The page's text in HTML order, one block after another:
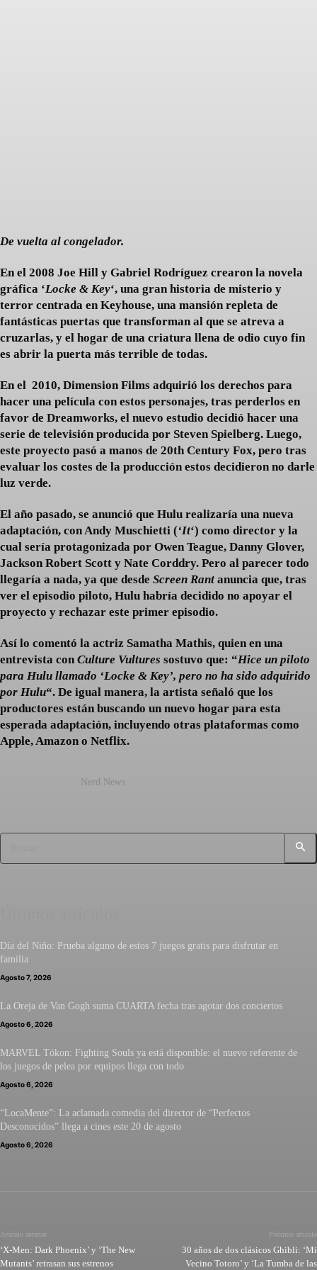
De vuelta al congelador.
En el 2008 Joe Hill y Gabriel Rodríguez crearon la novela
gráfica ‘Locke & Key‘, una gran historia de misterio y
terror centrada en Keyhouse, una mansión repleta de
fantásticas puertas que transforman al que se atreva a
cruzarlas, y el hogar de una criatura llena de odio cuyo fin
es abrir la puerta más terrible de todas.
En el 2010, Dimension Films adquirió los derechos para
hacer una película con estos personajes, tras perderlos en
favor de Dreamworks, el nuevo estudio decidió hacer una
serie de televisión producida por Steven Spielberg. Luego,
este proyecto pasó a manos de 20th Century Fox, pero tras
evaluar los costes de la producción estos decidieron no darle
luz verde.
El año pasado, se anunció que Hulu realizaría una nueva
adaptación, con Andy Muschietti (‘It‘) como director y la
cual sería protagonizada por Owen Teague, Danny Glover,
Jackson Robert Scott y Nate Corddry. Pero al parecer todo
llegaría a nada, ya que desde Screen Rant anuncia que, tras
ver el episodio piloto, Hulu habría decidido no apoyar el
proyecto y rechazar este primer episodio.
Así lo comentó la actriz Samatha Mathis, quien en una
entrevista con Culture Vultures sostuvo que: “Hice un piloto
para Hulu llamado ‘Locke & Key’, pero no ha sido adquirido
por Hulu“. De igual manera, la artista señaló que los
productores están buscando un nuevo hogar para esta
esperada adaptación, incluyendo otras plataformas como
Apple, Amazon o Netflix.
Nerd News
Día del Niño: Prueba alguno de estos 7 juegos gratis para disfrutar en
familia
Agosto 7, 2026
La Oreja de Van Gogh suma CUARTA fecha tras agotar dos conciertos
Agosto 6, 2026
MARVEL Tōkon: Fighting Souls ya está disponible: el nuevo referente de
los juegos de pelea por equipos llega con todo
Agosto 6, 2026
“LocaMente”: La aclamada comedia del director de “Perfectos
Desconocidos” llega a cines este 20 de agosto
Agosto 6, 2026
Artículo anterior
‘X-Men: Dark Phoenix’ y ‘The New
Mutants’ retrasan sus estrenos
Próximo artículo
30 años de dos clásicos Ghibli: ‘Mi
Vecino Totoro’ y ‘La Tumba de las